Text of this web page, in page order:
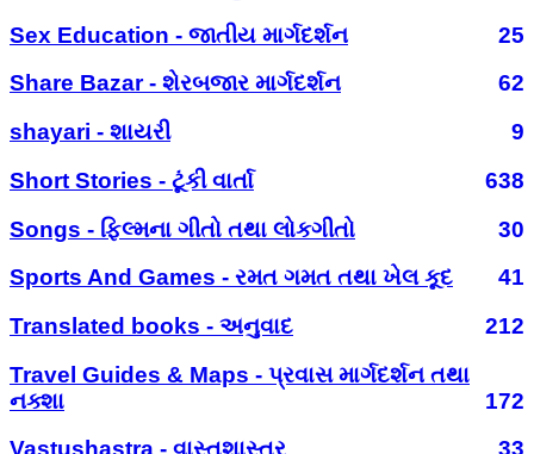
Sex Education - જાતીય માર્ગદર્શન
25
Share Bazar - શેરબજાર માર્ગદર્શન
62
shayari - શાયરી
9
Short Stories - ટૂંકી વાર્તા
638
Songs - ફિલ્મના ગીતો તથા લોકગીતો
30
Sports And Games - રમત ગમત તથા ખેલ કૂદ
41
Translated books - અનુવાદ
212
Travel Guides & Maps - પ્રવાસ માર્ગદર્શન તથા
નક્શા
172